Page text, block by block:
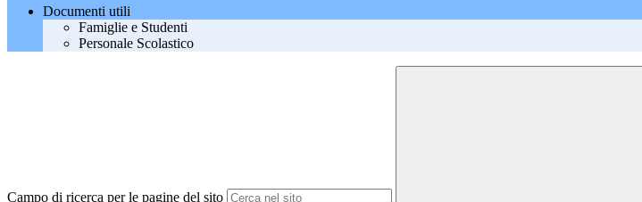
Documenti utili
Famiglie e Studenti
Personale Scolastico
Campo di ricerca per le pagine del sito